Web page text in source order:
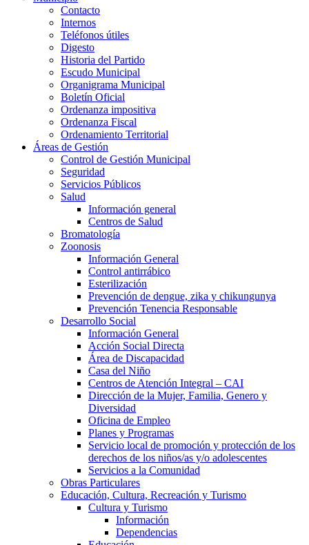
Contacto
Internos
Teléfonos útiles
Digesto
Historia del Partido
Escudo Municipal
Organigrama Municipal
Boletín Oficial
Ordenanza impositiva
Ordenanza Fiscal
Ordenamiento Territorial
Áreas de Gestión
Control de Gestión Municipal
Seguridad
Servicios Públicos
Salud
Información general
Centros de Salud
Bromatología
Zoonosis
Información General
Control antirrábico
Esterilización
Prevención de dengue, zika y chikungunya
Prevención Tenencia Responsable
Desarrollo Social
Información General
Acción Social Directa
Área de Discapacidad
Casa del Niño
Centros de Atención Integral – CAI
Dirección de la Mujer, Familia, Genero y
Diversidad
Oficina de Empleo
Planes y Programas
Servicio local de promoción y protección de los
derechos de los niños/as y/o adolescentes
Servicios a la Comunidad
Obras Particulares
Educación, Cultura, Recreación y Turismo
Cultura y Turismo
Información
Dependencias